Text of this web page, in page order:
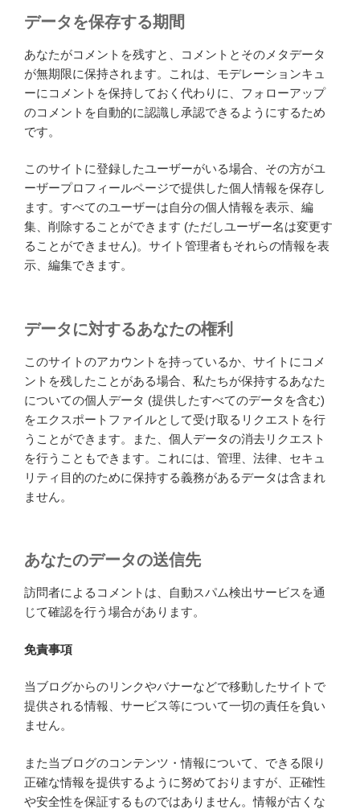
データを保存する期間
あなたがコメントを残すと、コメントとそのメタデータ
が無期限に保持されます。これは、モデレーションキュ
ーにコメントを保持しておく代わりに、フォローアップ
のコメントを自動的に認識し承認できるようにするため
です。
このサイトに登録したユーザーがいる場合、その方がユ
ーザープロフィールページで提供した個人情報を保存し
ます。すべてのユーザーは自分の個人情報を表示、編
集、削除することができます (ただしユーザー名は変更す
ることができません)。サイト管理者もそれらの情報を表
示、編集できます。
データに対するあなたの権利
このサイトのアカウントを持っているか、サイトにコメ
ントを残したことがある場合、私たちが保持するあなた
についての個人データ (提供したすべてのデータを含む)
をエクスポートファイルとして受け取るリクエストを行
うことができます。また、個人データの消去リクエスト
を行うこともできます。これには、管理、法律、セキュ
リティ目的のために保持する義務があるデータは含まれ
ません。
あなたのデータの送信先
訪問者によるコメントは、自動スパム検出サービスを通
じて確認を行う場合があります。
免責事項
当ブログからのリンクやバナーなどで移動したサイトで
提供される情報、サービス等について一切の責任を負い
ません。
また当ブログのコンテンツ・情報について、できる限り
正確な情報を提供するように努めておりますが、正確性
や安全性を保証するものではありません。情報が古くな